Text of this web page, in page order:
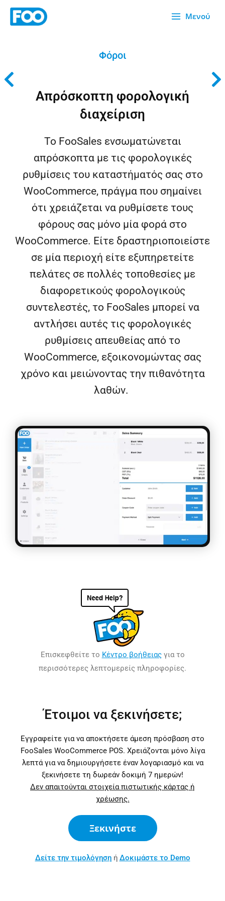
Μετάβαση
Μενού
Φόροι
Απρόσκοπτη φορολογική
διαχείριση
Το FooSales ενσωματώνεται
απρόσκοπτα με τις φορολογικές
ρυθμίσεις του καταστήματός σας στο
WooCommerce, πράγμα που σημαίνει
ότι χρειάζεται να ρυθμίσετε τους
φόρους σας μόνο μία φορά στο
WooCommerce. Είτε δραστηριοποιείστε
σε μία περιοχή είτε εξυπηρετείτε
πελάτες σε πολλές τοποθεσίες με
διαφορετικούς φορολογικούς
συντελεστές, το FooSales μπορεί να
αντλήσει αυτές τις φορολογικές
ρυθμίσεις απευθείας από το
WooCommerce, εξοικονομώντας σας
χρόνο και μειώνοντας την πιθανότητα
λαθών.
Επισκεφθείτε το Κέντρο βοήθειαςγια το
περισσότερες λεπτομερείς πληροφορίες.
Έτοιμοι να ξεκινήσετε;
Εγγραφείτε για να αποκτήσετε άμεση πρόσβαση στο
FooSales WooCommerce POS. Χρειάζονται μόνο λίγα
λεπτά για να δημιουργήσετε έναν λογαριασμό και να
ξεκινήσετε τη δωρεάν δοκιμή 7 ημερών!
Δεν απαιτούνται στοιχεία πιστωτικής κάρτας ή
χρέωσης.
Ξεκινήστε
Δείτε την τιμολόγησηή Δοκιμάστε το Demo